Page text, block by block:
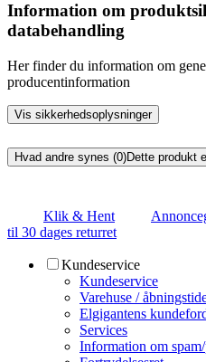
Information om
databehandling
Her finder du information om
producentinformation
Vis sikkerhedsoplysninger
Hvad andre synes (0)Dette produkt
Klik & Hent
til 30 dages returret
Kundeservice
Kundeservice
Varehuse /
Elgigantens
Services
Information om